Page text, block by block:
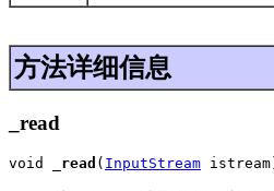
方法详细信息
_read
void _read ( InputStream